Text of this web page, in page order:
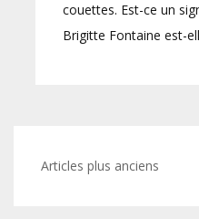
couettes. Est-ce un
Brigitte Fontaine est-
Navigation
Articles plus anciens